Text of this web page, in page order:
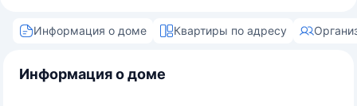
Информация о доме Квартиры по адресу
Информация о доме